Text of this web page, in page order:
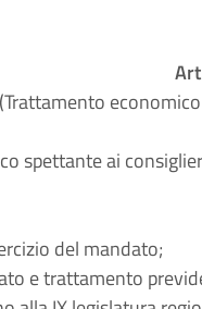
(Trattamento
spettante ai
del mandato;
e trattamento